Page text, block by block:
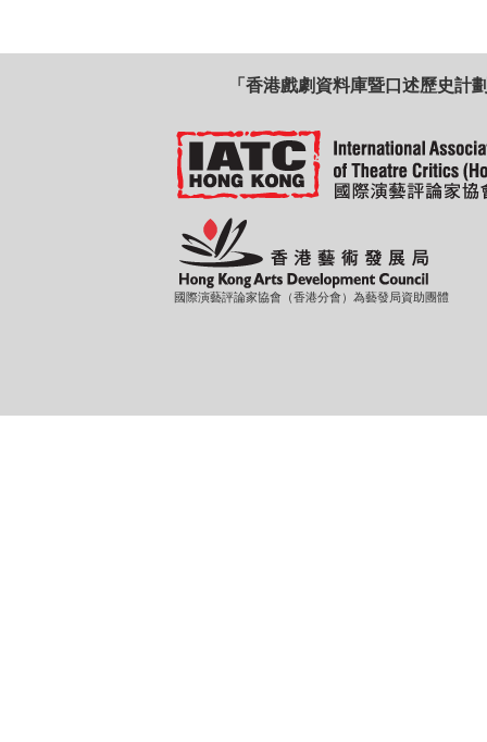
「香港戲劇資料庫暨口述歷史計
國際演藝評論家協會（香港分會）為藝發局資助團體